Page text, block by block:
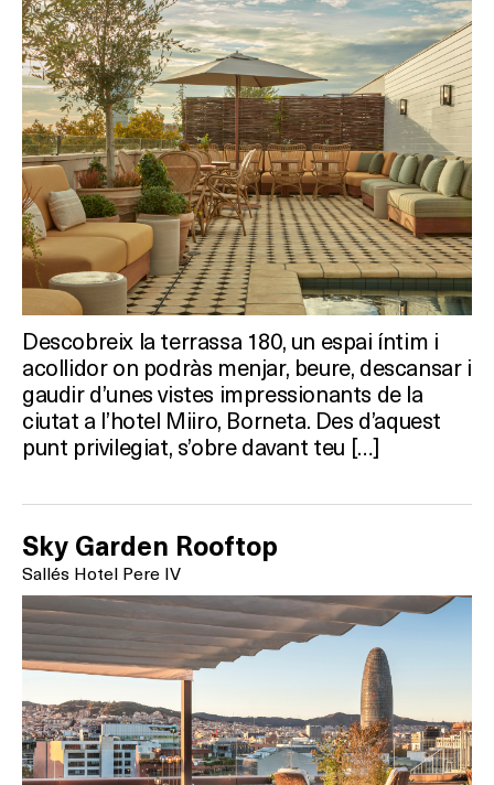
Descobreix la terrassa 180, un espai íntim i
acollidor on podràs menjar, beure, descansar i
gaudir d’unes vistes impressionants de la
ciutat a l’hotel Miiro, Borneta. Des d’aquest
punt privilegiat, s’obre davant teu […]
Sky Garden Rooftop
Sallés Hotel Pere IV